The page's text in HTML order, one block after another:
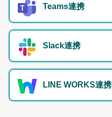
Teams連携
Slack連携
LINE WORKS連携